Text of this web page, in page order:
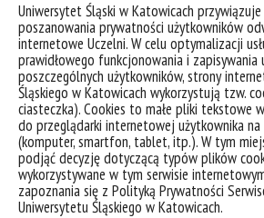
Uniwersytet Śląski w Katowicach
poszanowania prywatności użytkowników
internetowe Uczelni. W celu optymalizacji
prawidłowego funkcjonowania i zapisywania
poszczególnych użytkowników, strony
Śląskiego w Katowicach wykorzystują tzw.
ciasteczka). Cookies to małe pliki tekstowe
do przeglądarki internetowej użytkownika na
(komputer, smartfon, tablet, itp.). W tym
podjąć decyzję dotyczącą typów plików
wykorzystywane w tym serwisie
zapoznania się z Polityką Prywatności
Uniwersytetu Śląskiego w Katowicach.
Katalog elektroniczny